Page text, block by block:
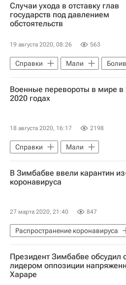
Случаи ухода в отставку глав
государств под давлением
обстоятельств
19 августа 2020, 08:26 563
Справки Мали
Пакистан
Эво Моралес
Первез Мушарраф
Франсуа
Военные перевороты в мире в
2020 годах
18 августа 2020, 16:17 2198
Справки Мали
В Зимбабве ввели карантин
коронавируса
27 марта 2020, 21:40 847
Распространение коронавируса
Зимбабве
Эммерсон
Коронавирусы
Президент Зимбабве обсудил
лидером оппозиции
Хараре